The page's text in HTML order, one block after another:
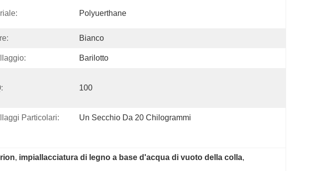
Polyuerthane
Bianco
Barilotto
100
Particolari: Un Secchio Da 20 Chilogrammi
, impiallacciatura di legno a base d'acqua di vuoto della colla,